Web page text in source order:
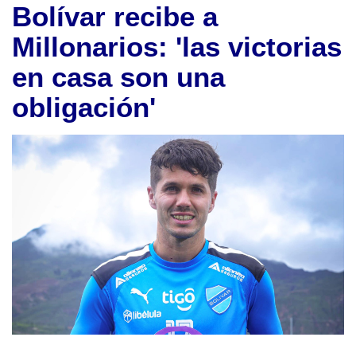
Bolívar recibe a
Millonarios: 'las victorias
en casa son una
obligación'